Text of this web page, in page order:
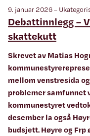
9. januar 2026 –
Debattinnlegg –
skattekutt
Skrevet av Matias
mellom venstresida
problemer samfunnet
kommunestyret
desember la også
budsjett. Høyre og